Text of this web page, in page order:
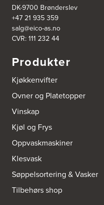
Tel.:75522430
https://www.bodointerior.no/
Bodø Kjøkkensenter AS
Studio Sigdal Bodø
8006 Bodø
Tel.:75-500250
Boform Kjøkken Oslo AS
Thomas Heftyes Gate 41
0267 Oslo
Tel.:95992151
Bokhylle-Spesialisten AS
3414 Lierstranda
DK-9700 Brønderslev
+47 21 935 359
salg@eico-as.no
CVR: 111 232 44
Produkter
Kjøkkenvifter
Ovner og Platetopper
Vinskap
Kjøl og Frys
Oppvaskmaskiner
Klesvask
Søppelsortering & Vasker
Tilbehørs shop